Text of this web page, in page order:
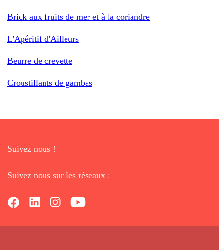
Brick aux fruits de mer et à la coriandre
L'Apéritif d'Ailleurs
Beurre de crevette
Croustillants de gambas
Suivez nous !
Suivez nous sur les réseaux :